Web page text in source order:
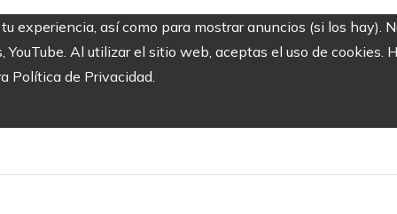
experiencia, así como para mostrar anuncios (si los hay).
Al utilizar el sitio web, aceptas el uso de cookies.
Política de Privacidad.